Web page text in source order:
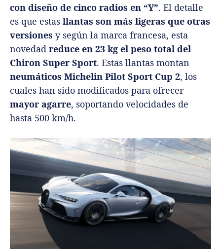
con diseño de cinco radios en “Y”. El detalle
es que estas llantas son más ligeras que otras
versiones y según la marca francesa, esta
novedad reduce en 23 kg el peso total del
Chiron Super Sport. Estas llantas montan
neumáticos Michelin Pilot Sport Cup 2, los
cuales han sido modificados para ofrecer
mayor agarre, soportando velocidades de
hasta 500 km/h.